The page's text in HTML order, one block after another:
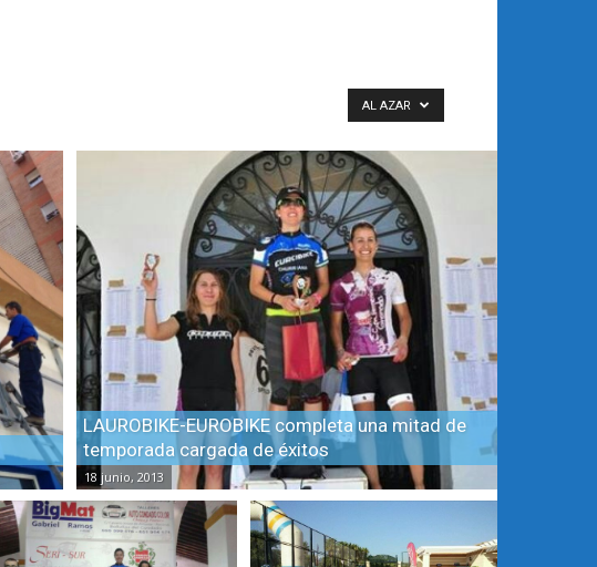
AL AZAR
LAUROBIKE-EUROBIKE completa una mitad de
temporada cargada de éxitos
18 junio, 2013